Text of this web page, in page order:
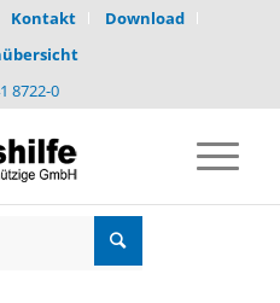
Kontakt
Download
8722-0